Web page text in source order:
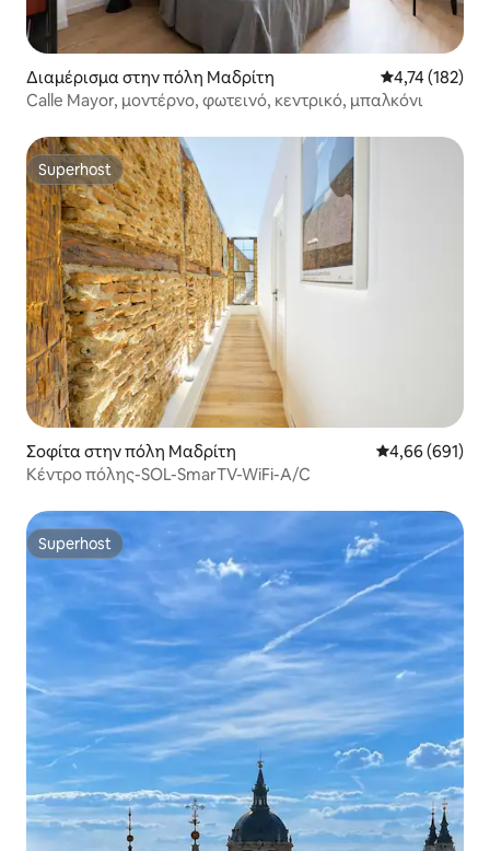
Διαμέρισμα στην πόλη Μαδρίτη Μέση
4,74 (182)
Calle Mayor, μοντέρνο, φωτεινό, κεντρικό, μπαλκόνι
Superhost
Superhost
Σοφίτα στην πόλη Μαδρίτη Μέση
4,66 (691)
Κέντρο πόλης-SOL-SmarTV-WiFi-A/C
Superhost
Superhost